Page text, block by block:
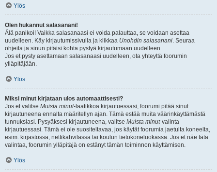
Ylös
Olen hukannut salasanani!
Älä panikoi! Vaikka salasanaasi ei voida palauttaa, se voidaan asettaa
uudelleen. Käy kirjautumissivulla ja klikkaa Unohdin salasanani. Seuraa
ohjeita ja sinun pitäisi kohta pystyä kirjautumaan uudelleen.
Jos et pysty asettamaan salasanaasi uudelleen, ota yhteyttä foorumin
ylläpitäjään.
Ylös
Miksi minut kirjataan ulos automaattisesti?
Jos et valitse Muista minut-laatikkoa kirjautuessasi, foorumi pitää sinut
kirjautuneena ennalta määritellyn ajan. Tämä estää muita väärinkäyttämästä
tunnuksiasi. Pysyäksesi kirjautuneena, valitse Muista minut-valinta
kirjautuessasi. Tämä ei ole suositeltavaa, jos käytät foorumia jaetulta koneelta,
esim. kirjastossa, nettikahvilassa tai koulun tietokoneluokassa. Jos et näe tätä
valintaa, foorumin ylläpitäjä on estänyt tämän toiminnon käyttämisen.
Ylös